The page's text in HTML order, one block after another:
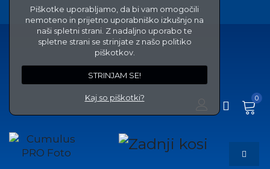
Piškotke uporabljamo, da bi vam omogočili
nemoteno in prijetno uporabniško izkušnjo na
naši spletni strani. Z nadaljno uporabo te
spletne strani se strinjate z našo politiko
piškotkov.
STRINJAM SE!
Kaj so piškotki? 0